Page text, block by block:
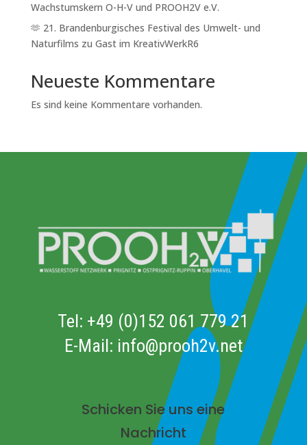
Wachstumskern O-H-V und PROOH2V e.V.
🫶 21. Brandenburgisches Festival des Umwelt- und
Naturfilms zu Gast im KreativWerkR6
Neueste Kommentare
Es sind keine Kommentare vorhanden.
Tel: +49 (0)152 061 779 21
E-Mail: info@prooh2v.net
Schicken Sie uns eine
Nachricht